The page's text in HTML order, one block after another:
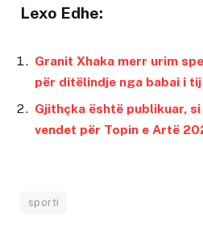
Lexo Edhe:
Granit Xhaka merr urim
për ditëlindje nga babai i tij
Gjithçka është publikuar,
vendet për Topin e Artë
sporti